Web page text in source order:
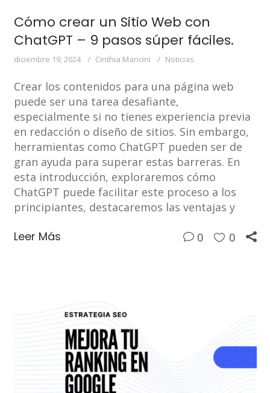
Cómo crear un Sitio Web con
ChatGPT – 9 pasos súper fáciles.
diciembre 19, 2024 Cinthia Mancini Noticias
Crear los contenidos para una página web
puede ser una tarea desafiante,
especialmente si no tienes experiencia previa
en redacción o diseño de sitios. Sin embargo,
herramientas como ChatGPT pueden ser de
gran ayuda para superar estas barreras. En
esta introducción, exploraremos cómo
ChatGPT puede facilitar este proceso a los
principiantes, destacaremos las ventajas y
Leer Más 0 0